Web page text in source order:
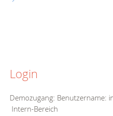
Login
Demozugang: Benutzername:
Intern-Bereich